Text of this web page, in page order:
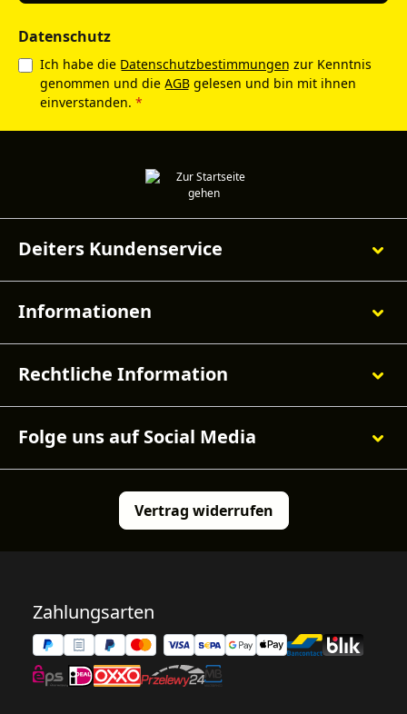
Datenschutz
Ich habe die Datenschutzbestimmungen zur Kenntnis
genommen und die AGB gelesen und bin mit ihnen
einverstanden. *
Deiters Kundenservice
Informationen
Rechtliche Information
Folge uns auf Social Media
Vertrag widerrufen
Zahlungsarten